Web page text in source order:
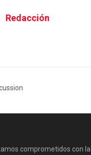
Redacción
comprometidos con la